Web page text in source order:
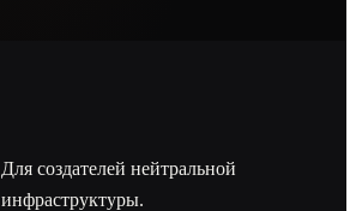
Для создателей нейтральной
инфраструктуры.